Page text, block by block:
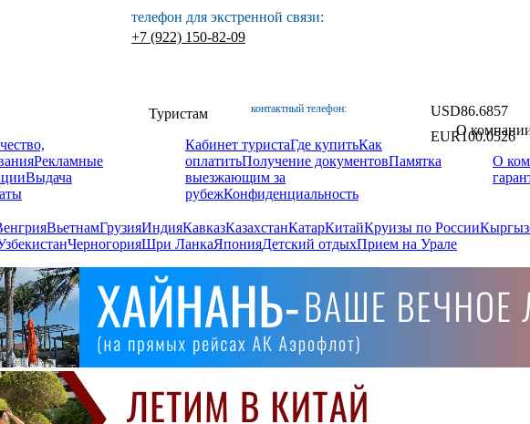
телефон для экстренной связи:
+7 (922) 150-82-09
контактный телефон: USD86.6857
EUR100.0526
Рекламные
Выдача
Туристам
Кабинет туристаГде купитьКак
оплатитьПолучение документовПамятка
выезжающим за
рубежКонфиденциальность
О
О
ВьетнамГрузияИндияКавказКазахстанКатарКитайКруизы по России
ЧерногорияШри ЛанкаЯпонияДетский отдыхПрием на Урале